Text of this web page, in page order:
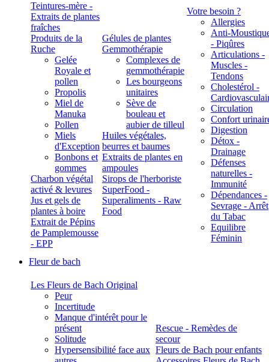
Teintures-mère -
Extraits de plantes
fraîches
Produits de la
Ruche
Gelée
Royale et
pollen
Propolis
Miel de
Manuka
Pollen
Miels
d'Exception
Bonbons et
gommes
Charbon végétal
activé & levures
Jus et gels de
plantes à boire
Extrait de Pépins
de Pamplemousse
- EPP
Gélules de plantes
Gemmothérapie
Complexes de
gemmothérapie
Les bourgeons
unitaires
Sève de
bouleau et
aubier de tilleul
Huiles végétales,
beurres et baumes
Extraits de plantes en
ampoules
Sirops de l'herboriste
SuperFood -
Superaliments - Raw
Food
Votre besoin ?
Allergies
Anti-
- Piqûres
Articulations -
Muscles -
Tendons
Cholestérol -
Circulation
Confort
Digestion
Détox -
Drainage
Défenses
naturelles -
Immunité
Dépendances -
Sevrage - Arrêt
du Tabac
Equilibre
Féminin
Fleur de bach
Les Fleurs de Bach Original
Peur
Incertitude
Manque d'intérêt pour le
présent
Solitude
Hypersensibilité face aux
Rescue - Remèdes de
secour
Fleurs de Bach pour enfants